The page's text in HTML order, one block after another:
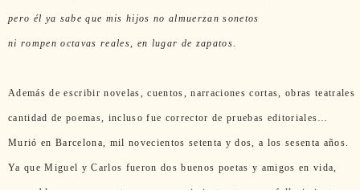
pero él ya sabe que mis hijos no almuerzan sonetos
ni rompen octavas reales, en lugar de zapatos.
Además de escribir novelas, cuentos, narraciones cortas, obras teatrales
cantidad de poemas, incluso fue corrector de pruebas editoriales…
Murió en Barcelona, mil novecientos setenta y dos, a los sesenta años.
Ya que Miguel y Carlos fueron dos buenos poetas y amigos en vida,